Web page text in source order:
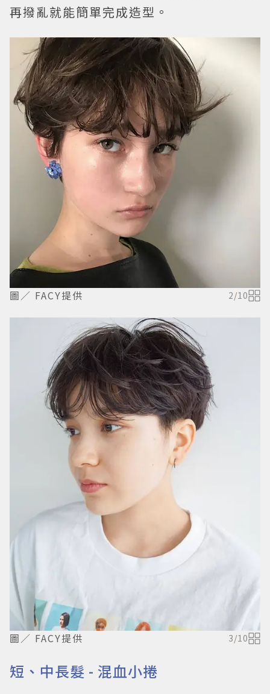
再撥亂就能簡單完成造型。
圖／ FACY提供 2/10
圖／ FACY提供 3/10
短、中長髮 - 混血小捲